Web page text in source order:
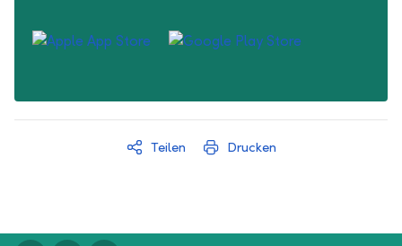
Teilen Drucken